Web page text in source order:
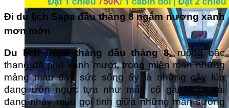
Đi du lịch Sapa đầu tháng 8 ngắm nương xanh
mơn mởn
Du lịch Sapa tháng đầu tháng 8, ruộng bậc
thang đã phủ xanh mượt, trong miên man những
mảng màu đầy sức sống ấy là những cây lúa
đang ưỡn ngực tựa như mấy cô gái chân dài
đang nhảy múa gọi tình giữa những màn sương